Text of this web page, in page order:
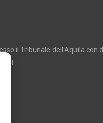
il Tribunale dell'Aquila con